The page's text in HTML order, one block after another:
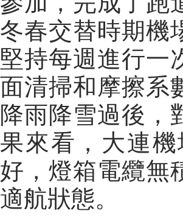
冬春交替時期機
堅持每週進行一
面清掃和摩擦系
降雨降雪過後，
果來看，大連
好，燈箱電纜無
適航狀態。